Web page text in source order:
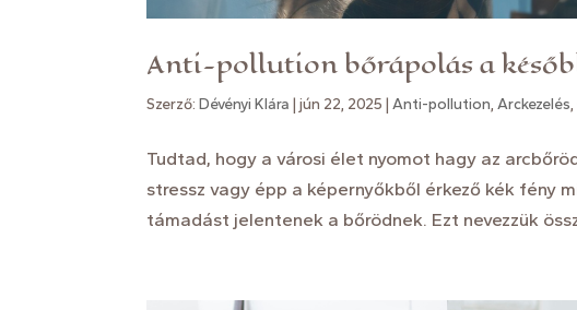
Anti-pollution bőrápolás a
Szerző:Dévényi Klára |jún 22, 2025 |Anti-pollution,Arckezelés,
Tudtad, hogy a városi élet nyomot hagy az
stressz vagy épp a képernyőkből érkező kék fény
támadást jelentenek a bőrödnek. Ezt nevezzük